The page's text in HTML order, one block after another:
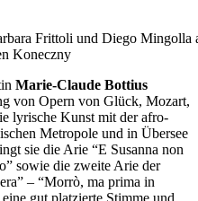
Frittoli und Diego
Koneczny
Marie-Claude Bottius
von Opern von Glück, Mozart,
lyrische Kunst mit der afro-
Metropole und in Übersee
sie die Arie “E Susanna non
sowie die zweite Arie der
– “Morrò, ma prima in
eine gut platzierte Stimme und